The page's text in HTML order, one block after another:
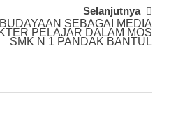
Selanjutnya
SEBAGAI MEDIA
PELAJAR DALAM MOS
SMK N 1 PANDAK BANTUL